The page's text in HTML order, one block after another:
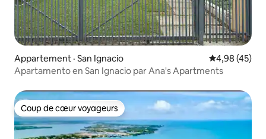
Appartement · San Ignacio Note
4,98 (45)
Apartamento en San Ignacio par Ana's Apartments
Coup de cœur voyageurs
Coup de cœur voyageurs